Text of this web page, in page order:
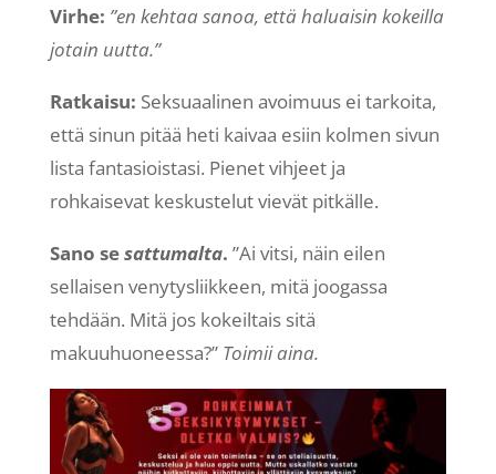
Virhe: ”en kehtaa sanoa, että haluaisin kokeilla
jotain uutta.”
Ratkaisu: Seksuaalinen avoimuus ei tarkoita,
että sinun pitää heti kaivaa esiin kolmen sivun
lista fantasioistasi. Pienet vihjeet ja
rohkaisevat keskustelut vievät pitkälle.
Sano sesattumalta. ”Ai vitsi, näin eilen
sellaisen venytysliikkeen, mitä joogassa
tehdään. Mitä jos kokeiltais sitä
makuuhuoneessa?” Toimii aina.